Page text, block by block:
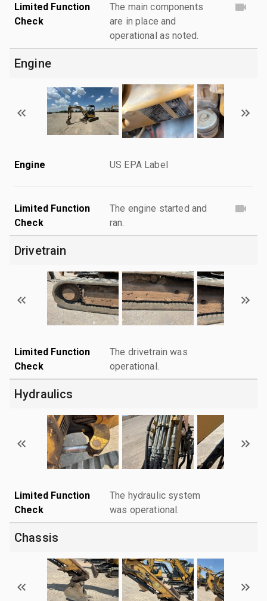
Limited Function
Check
The main components
are in place and
operational as noted.
Engine
Engine US EPA Label
Limited Function
Check
The engine started and
ran.
Drivetrain
Limited Function
Check
The drivetrain was
operational.
Hydraulics
Limited Function
Check
The hydraulic system
was operational.
Chassis